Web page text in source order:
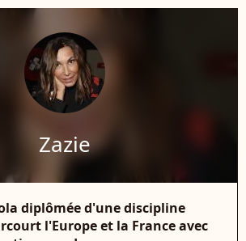
Zazie
diplômée d'une discipline
l'Europe et la France avec